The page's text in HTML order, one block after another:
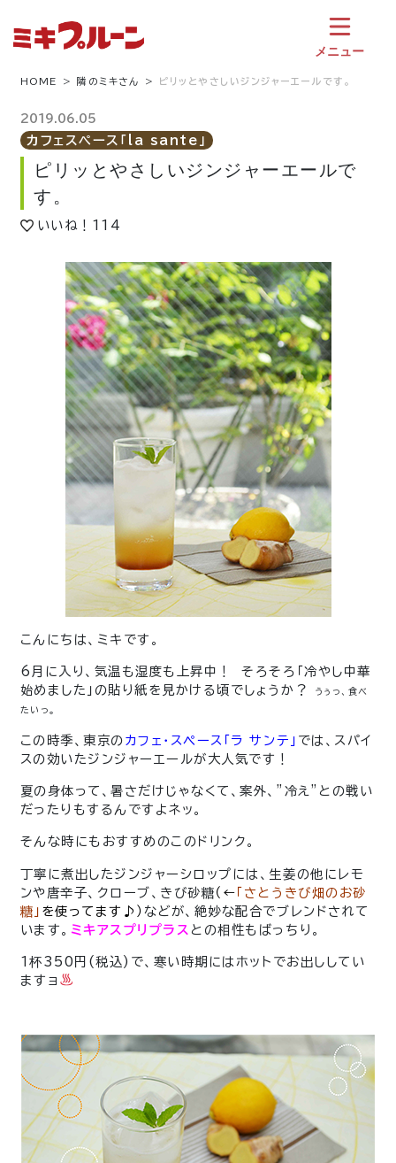
メニュー
HOME 隣のミキさん ピリッとやさしいジンジャーエールです。
2019.06.05
カフェスペース「la sante」
ピリッとやさしいジンジャーエールで
す。
いいね！ 114
こんにちは、ミキです。
6月に入り、気温も湿度も上昇中！ そろそろ「冷やし中華
始めました」の貼り紙を見かける頃でしょうか？
うぅっ、食べ
たいっ。
この時季、東京の カフェ・スペース「ラ サンテ」 では、スパイ
スの効いたジンジャーエールが大人気です！
夏の身体って、暑さだけじゃなくて、案外、”冷え”との戦い
だったりもするんですよネッ。
そんな時にもおすすめのこのドリンク。
丁寧に煮出したジンジャーシロップには、生姜の他にレモ
ンや唐辛子、クローブ、きび砂糖 （← 「さとうきび畑のお砂
糖」 を使ってます♪） などが、絶妙な配合でブレンドされて
います。 ミキアスプリプラス との相性もばっちり。
1杯350円(税込)で、寒い時期にはホットでお出ししてい
ますョ